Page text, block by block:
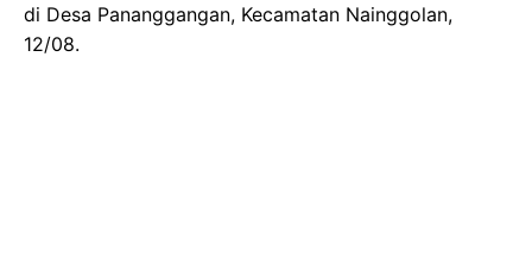
di Desa Pananggangan, Kecamatan Nainggolan,
12/08.